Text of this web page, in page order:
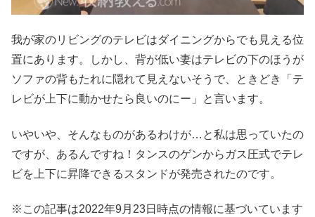
我が家のリビングのテレビはダイニングからでも見える位
置にあります。しかし、背が低い妻はテレビの下のほうが
ソファの背もたれに隠れて見えないそうで、ときどき「テ
レビが上下に動かせたら良いのにー」と言います。
いやいや、そんなものがあるわけが…と私は思っていたの
ですが、あるんですね！タンスのゲンからガス圧式でテレ
ビを上下に昇降できるスタンドが発売されたのです。
※この記事は2022年9月23日時点の情報に基づいています